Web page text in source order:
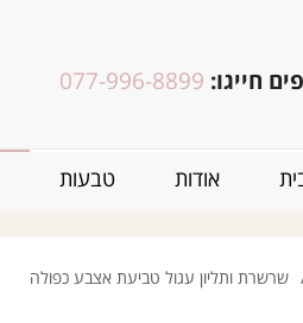
חייגו: 077-996-8899
אודות טבעות
שרשרת ותליון עגול טביעת אצבע כפולה